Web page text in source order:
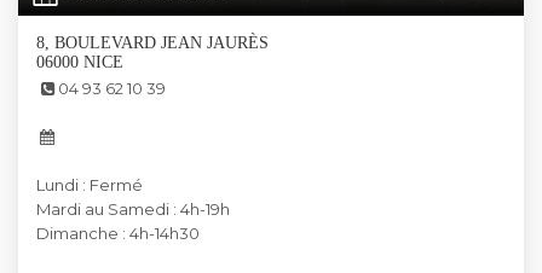
8, BOULEVARD JEAN JAURÈS
06000 NICE
04 93 62 10 39
Lundi : Fermé
Mardi au Samedi : 4h-19h
Dimanche : 4h-14h30